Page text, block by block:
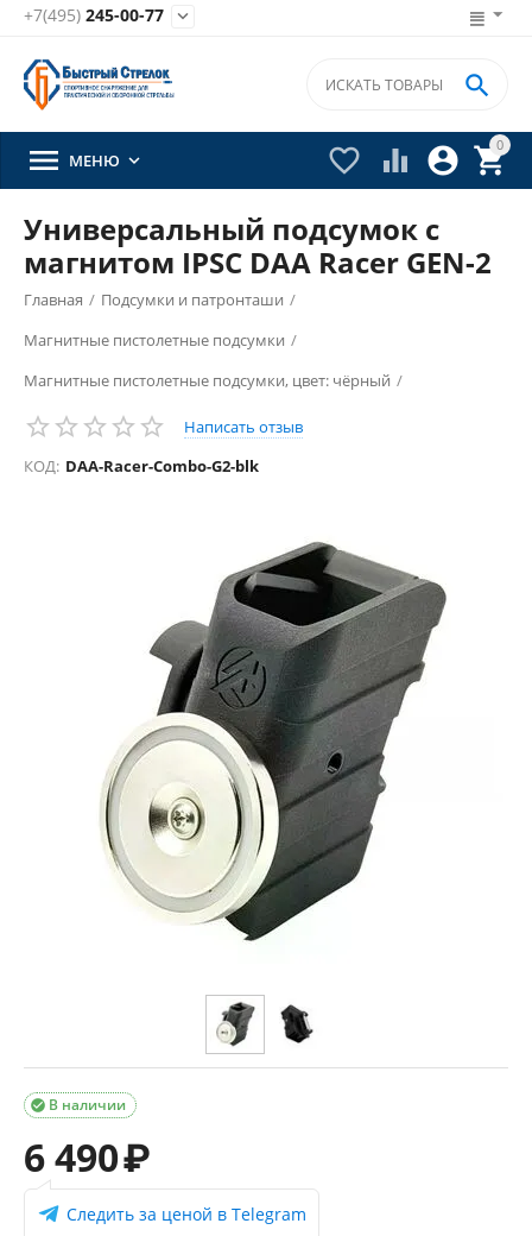
+7(495) 245-00-77 
0


 

 МЕНЮ 
Универсальный подсумок с
магнитом IPSC DAA Racer GEN-2
Главная / Подсумки и патронташи /
Магнитные пистолетные подсумки /
Магнитные пистолетные подсумки, цвет: чёрный /
Написать отзыв
КОД: DAA-Racer-Сombo-G2-blk
В наличии

6 490₽
Следить за ценой в Telegram